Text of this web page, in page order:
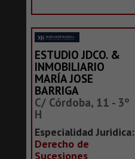
ESTUDIO JDCO. &
INMOBILIARIO
MARÍA JOSE
BARRIGA
C/ Córdoba, 11 - 3º
H
Especialidad Juridica:
Derecho de
Sucesiones